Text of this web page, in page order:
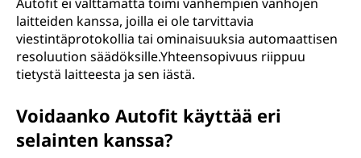
laitteiden kanssa, joilla ei ole tarvittavia
viestintäprotokollia tai ominaisuuksia automaattisen
resoluution säädöksille.Yhteensopivuus riippuu
tietystä laitteesta ja sen iästä.
Voidaanko Autofit käyttää eri
selainten kanssa?